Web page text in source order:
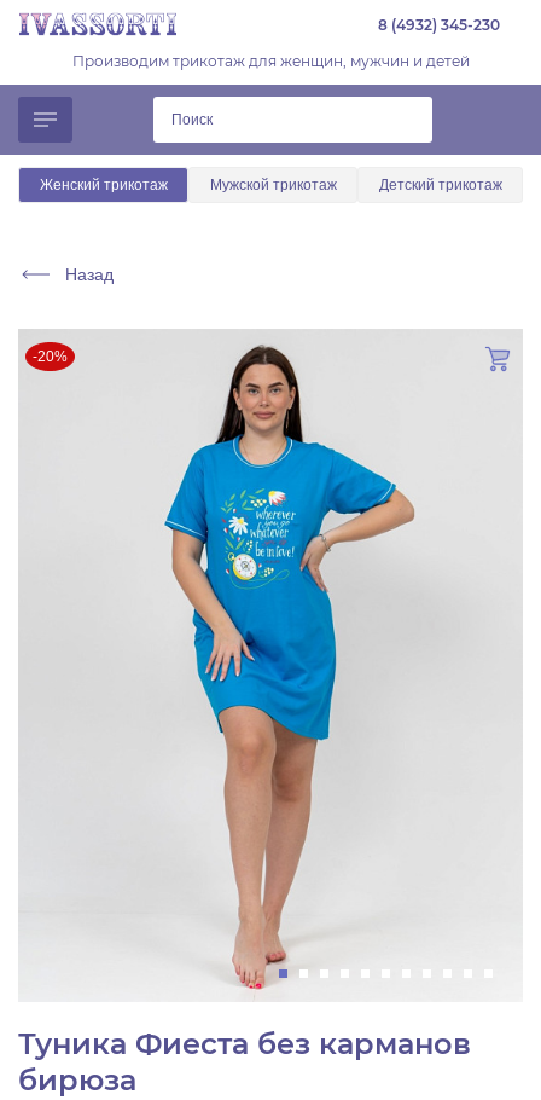
8 (4932) 345-230
Производим трикотаж для женщин, мужчин и детей
Женский трикотаж Мужской трикотаж Детский трикотаж
Назад
-20%
Туника Фиеста без карманов
бирюза